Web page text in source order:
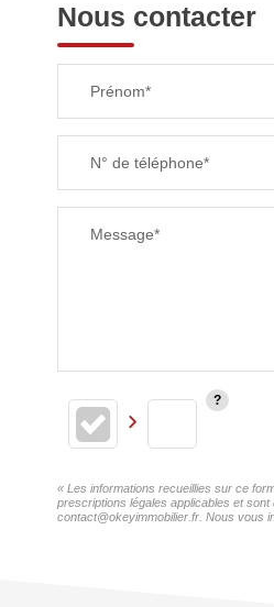
TAXE FONCIÈRE
RESTAURANTS ET CAFÉS
Nous contacter
Prénom*
N° de téléphone*
Message*
« Les informations recueillies sur ce
prescriptions légales applicables et
contact@okeyimmobilier.fr. Nous vous